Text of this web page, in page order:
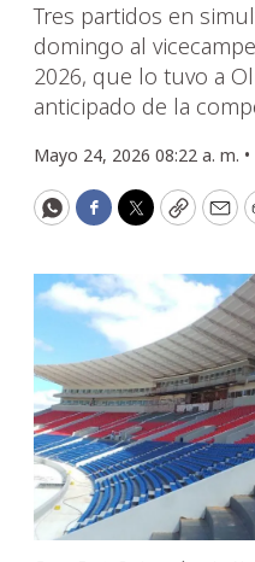
Tres partidos en
domingo al
2026, que lo tuvo a
anticipado de la
Mayo 24, 2026 08:22 a. m. •
WhatsApp
Facebook
Twitter
Copy